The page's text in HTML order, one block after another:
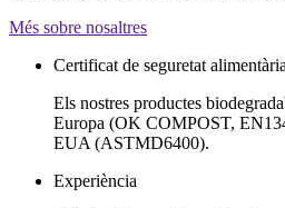
Més sobre nosaltres
Certificat de seguretat alimentària
Els nostres productes
Europa (OK COMPOST,
EUA (ASTMD6400).
Experiència